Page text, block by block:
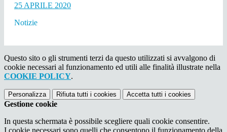
25 APRILE 2020
Notizie
Questo sito o gli strumenti terzi da questo utilizzati si avvalgono di
cookie necessari al funzionamento ed utili alle finalità illustrate nella
COOKIE POLICY.
Personalizza Rifiuta tutti i cookies Accetta tutti i cookies
Gestione cookie
In questa schermata è possibile scegliere quali cookie consentire.